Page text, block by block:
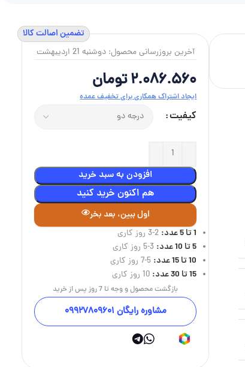
تضمین اصالت کالا
آخرین بروزرسانی محصول: دوشنبه 21 اردیبهشت
2.086.560تومان
ایجاد اشتراک همکاری برای تخفیف عمده
کیفیت
افزودن به سبد خرید
هم اکنون خرید کنید
اول ببین، بعد بخر
1 تا 5 عدد:
5 تا 10 عدد: 3-5 روز کاری
10 تا 15 عدد:
15 تا 30 عدد:
بازگشت محصول و وجه تا 7 روز پس از خرید
مشاوره رایگان 09927809601